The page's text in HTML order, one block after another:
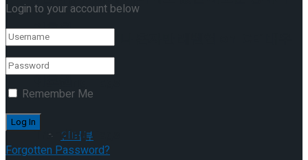
이호원
인터뷰
공연이 될 것”, ‘나 혼자만 레벨업 on ICE’ 배우
이호원
Trending Tags
Login to your account below
Remember Me
Forgotten Password?